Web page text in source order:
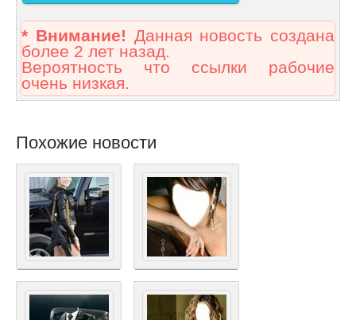
* Внимание! Данная новость создана
более 2 лет назад.
Вероятность что ссылки рабочие
очень низкая.
Похожие новости